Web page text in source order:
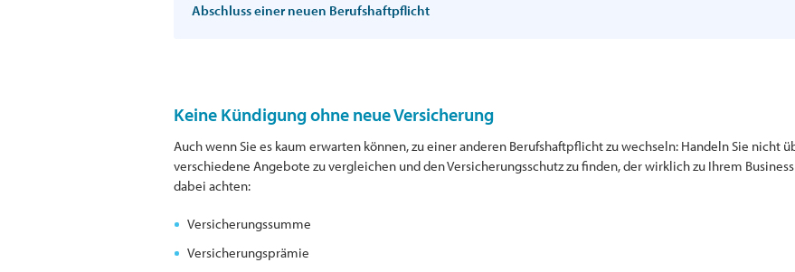
Abschluss einer neuen Berufshaftpflicht
Keine Kündigung ohne neue Versicherung
Auch wenn Sie es kaum erwarten können, zu einer anderen Berufshaftpflicht zu wechseln: Handeln Sie nicht
verschiedene Angebote zu vergleichen und den Versicherungsschutz zu finden, der wirklich zu Ihrem
dabei achten:
Versicherungssumme
Versicherungsprämie